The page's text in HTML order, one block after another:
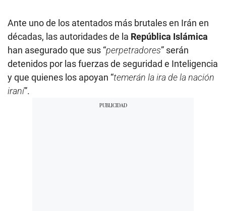
Ante uno de los atentados más brutales en Irán en
décadas, las autoridades de la República Islámica
han asegurado que sus “perpetradores” serán
detenidos por las fuerzas de seguridad e Inteligencia
y que quienes los apoyan “temerán la ira de la nación
iraní”.